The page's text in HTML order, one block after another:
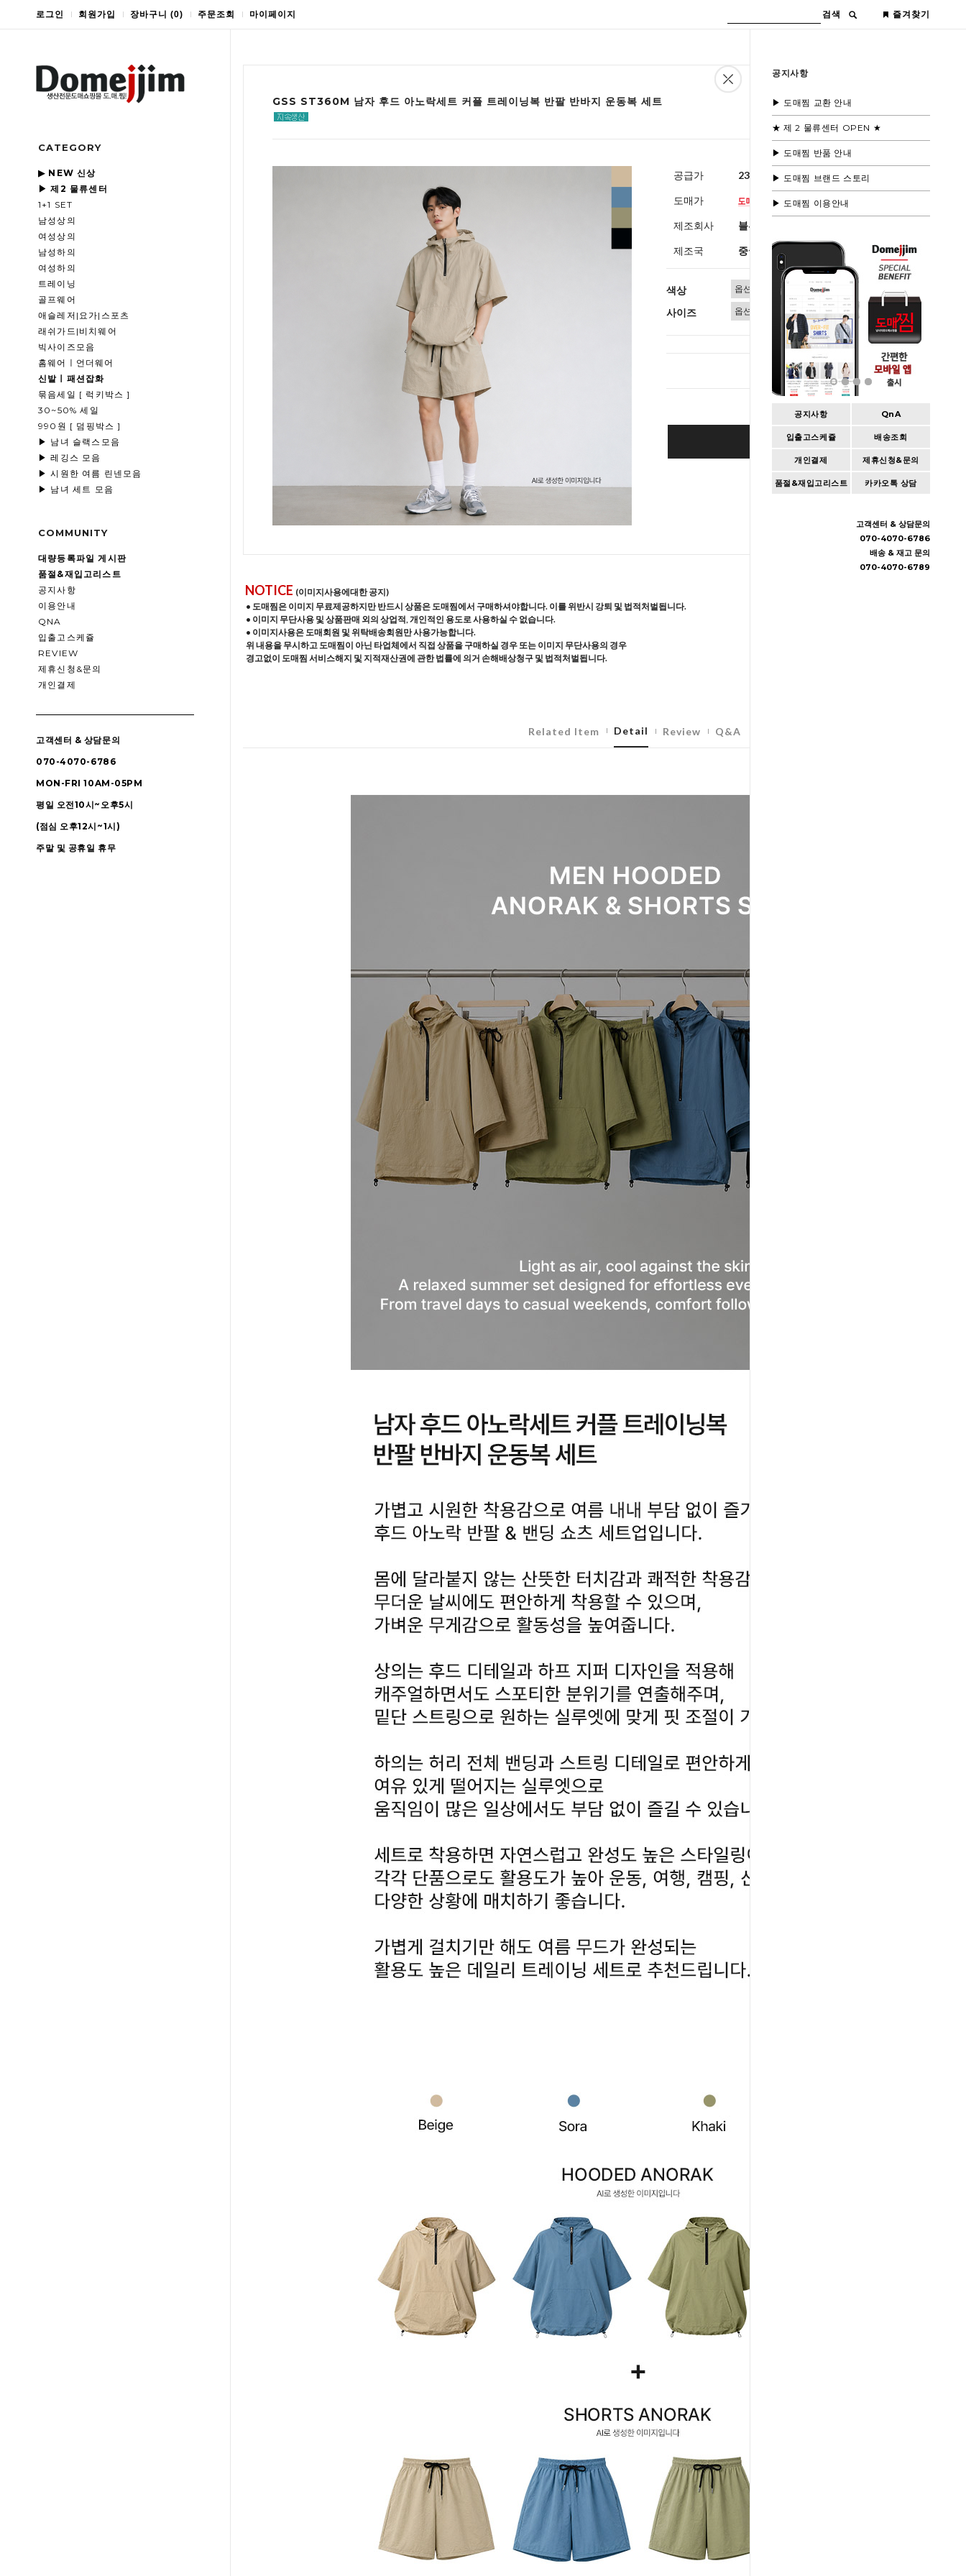
로그인 회원가입 장바구니 (0) 주문조회 마이페이지 검색 즐겨찾기
CATEGORY
▶ NEW 신상
▶ 제2 물류센터
1+1 SET
남성상의
여성상의
남성하의
여성하의
트레이닝
골프웨어
애슬레저|요가|스포츠
래쉬가드|비치웨어
빅사이즈모음
홈웨어ㅣ언더웨어
신발ㅣ패션잡화
묶음세일 [ 럭키박스 ]
30~50% 세일
990원 [ 덤핑박스 ]
▶ 남녀 슬랙스모음
▶ 레깅스 모음
▶ 시원한 여름 린넨모음
▶ 남녀 세트 모음
COMMUNITY
대량등록파일 게시판
품절&재입고리스트
공지사항
이용안내
QNA
입출고스케쥴
REVIEW
제휴신청&문의
개인결제
고객센터 & 상담문의
070-4070-6786
MON-FRI 10AM-05PM
평일 오전10시~오후5시
(점심 오후12시~1시)
주말 및 공휴일 휴무
공지사항
▶ 도매찜 교환 안내
★ 제 2 물류센터 OPEN ★
▶ 도매찜 반품 안내
▶ 도매찜 브랜드 스토리
▶ 도매찜 이용안내
공지사항 QnA
입출고스케쥴 배송조회
개인결제 제휴신청&문의
품절&재입고리스트 카카오톡 상담
고객센터 & 상담문의
070-4070-6786
배송 & 재고 문의
070-4070-6789
GSS ST360M 남자 후드 아노락세트 커플 트레이닝복 반팔 반바지 운동복 세트
공급가 23,600원(부가세별도)
도매가
제조회사 블루모드제휴사
제조국 중국
색상
사이즈
BUY IT NOW
Cart Wishlist
NOTICE (이미지사용에대한 공지)
• 도매찜은 이미지 무료제공하지만 반드시 상품은 도매찜에서 구매하셔야합니다. 이를 위반시 강퇴 및 법적처벌됩니다.
• 이미지 무단사용 및 상품판매 외의 상업적, 개인적인 용도로 사용하실 수 없습니다.
• 이미지사용은 도매회원 및 위탁배송회원만 사용가능합니다.
위 내용을 무시하고 도매찜이 아닌 타업체에서 직접 상품을 구매하실 경우 또는 이미지 무단사용의 경우
경고없이 도매찜 서비스해지 및 지적재산권에 관한 법률에 의거 손해배상청구 및 법적처벌됩니다.
Related Item Detail Review Q&A